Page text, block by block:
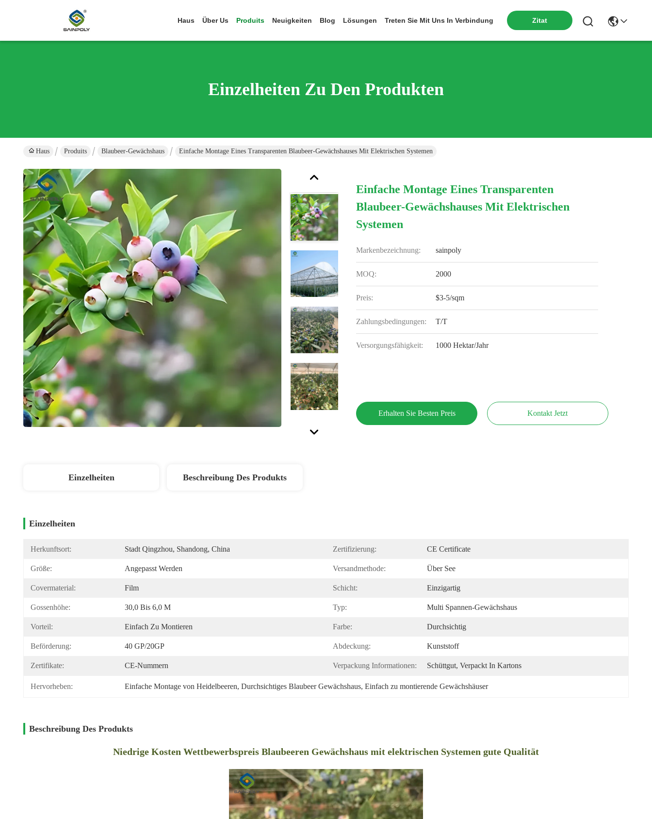
Haus Über Us Produits Neuigkeiten Blog Lösungen Treten Sie Mit Uns In Verbindung Zitat
Einzelheiten Zu Den Produkten
Haus Produits Blaubeer-Gewächshaus Einfache Montage Eines Transparenten Blaubeer-Gewächshauses Mit Elektrischen Systemen
Einfache Montage Eines Transparenten
Blaubeer-Gewächshauses Mit Elektrischen
Systemen
Markenbezeichnung: sainpoly
MOQ: 2000
Preis: $3-5/sqm
Zahlungsbedingungen: T/T
Versorgungsfähigkeit: 1000 Hektar/Jahr
Erhalten Sie Besten Preis Kontakt Jetzt
Einzelheiten Beschreibung Des Produkts
Einzelheiten
Herkunftsort: Stadt Qingzhou, Shandong, China Zertifizierung: CE Certificate
Größe: Angepasst Werden Versandmethode: Über See
Covermaterial: Film Schicht: Einzigartig
Gossenhöhe: 30,0 Bis 6,0 M Typ: Multi Spannen-Gewächshaus
Vorteil: Einfach Zu Montieren Farbe: Durchsichtig
Beförderung: 40 GP/20GP Abdeckung: Kunststoff
Zertifikate: CE-Nummern Verpackung Informationen: Schüttgut, Verpackt In Kartons
Hervorheben: Einfache Montage von Heidelbeeren, Durchsichtiges Blaubeer Gewächshaus, Einfach zu montierende Gewächshäuser
Beschreibung Des Produkts
Niedrige Kosten Wettbewerbspreis Blaubeeren Gewächshaus mit elektrischen Systemen gute Qualität